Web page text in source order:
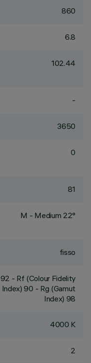
860
6.8
102.44
-
3650
0
81
M - Medium 22°
fisso
92 - Rf (Colour Fidelity
Index) 90 - Rg (Gamut
Index) 98
4000 K
2